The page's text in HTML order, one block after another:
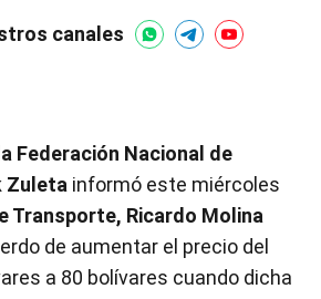
canales
Federación Nacional de
Zuleta informó este miércoles
Transporte, Ricardo Molina
de aumentar el precio del
a 80 bolívares cuando dicha